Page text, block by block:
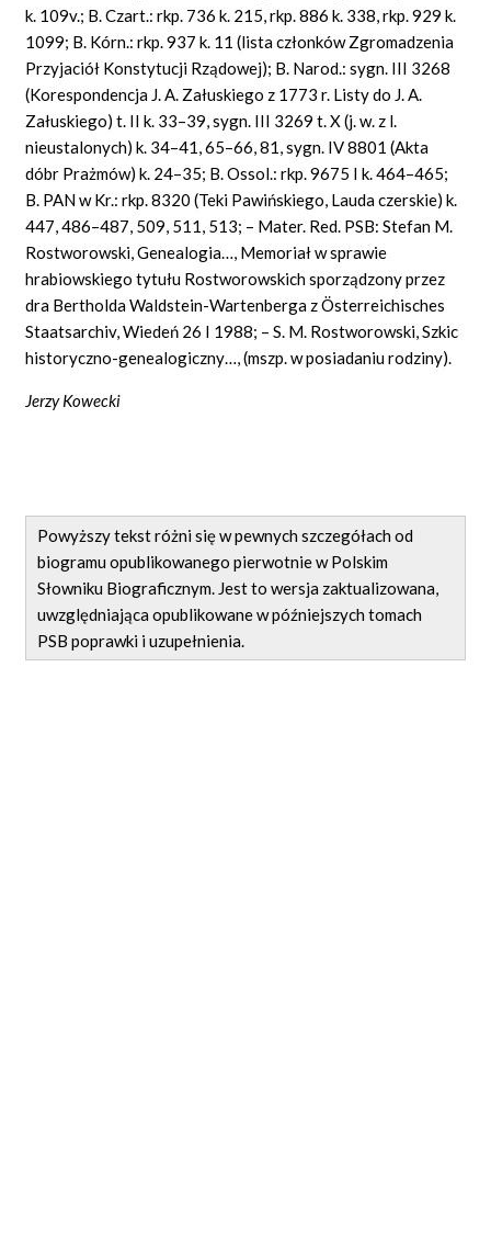
k. 109v.; B. Czart.: rkp. 736 k. 215, rkp. 886 k. 338, rkp. 929 k.
1099; B. Kórn.: rkp. 937 k. 11 (lista członków Zgromadzenia
Przyjaciół Konstytucji Rządowej); B. Narod.: sygn. III 3268
(Korespondencja J. A. Załuskiego z 1773 r. Listy do J. A.
Załuskiego) t. II k. 33–39, sygn. III 3269 t. X (j. w. z l.
nieustalonych) k. 34–41, 65–66, 81, sygn. IV 8801 (Akta
dóbr Prażmów) k. 24–35; B. Ossol.: rkp. 9675 I k. 464–465;
B. PAN w Kr.: rkp. 8320 (Teki Pawińskiego, Laudaczerskie) k.
447, 486–487, 509, 511, 513; – Mater. Red. PSB: Stefan M.
Rostworowski, Genealogia…, Memoriał w sprawie
hrabiowskiego tytułu Rostworowskich sporządzony przez
dra Bertholda Waldstein-Wartenberga z Österreichisches
Staatsarchiv, Wiedeń 26 I 1988; – S. M. Rostworowski, Szkic
historyczno-genealogiczny…, (mszp. w posiadaniu rodziny).
Jerzy Kowecki
Powyższy tekst różni się w pewnych szczegółach od
biogramu opublikowanego pierwotnie w Polskim
Słowniku Biograficznym. Jest to wersja zaktualizowana,
uwzględniająca opublikowane w późniejszych tomach
PSB poprawki i uzupełnienia.